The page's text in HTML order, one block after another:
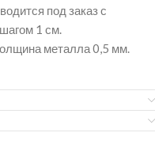
под заказ с
1 см.
металла 0,5 мм.